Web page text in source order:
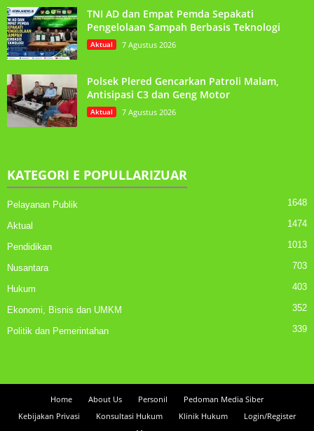
TNI AD dan Empat Pemda Sepakati
Pengelolaan Sampah Berbasis Teknologi
Aktual 7 Agustus 2026
Polsek Plered Gencarkan Patroli Malam,
Antisipasi C3 dan Geng Motor
Aktual 7 Agustus 2026
KATEGORI E POPULLARIZUAR
Pelayanan Publik 1648
Aktual 1474
Pendidikan 1013
Nusantara 703
Hukum 403
Ekonomi, Bisnis dan UMKM 352
Politik dan Pemerintahan 339
Home About Us Personil
Pedoman Media Siber
Kebijakan Privasi
Konsultasi Hukum Klinik Hukum
Login/Register